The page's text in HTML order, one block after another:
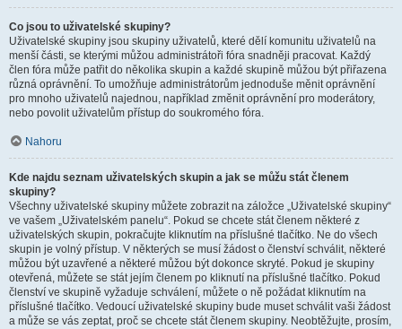
Co jsou to uživatelské skupiny?
Uživatelské skupiny jsou skupiny uživatelů, které dělí komunitu uživatelů na
menší části, se kterými můžou administrátoři fóra snadněji pracovat. Každý
člen fóra může patřit do několika skupin a každé skupině můžou být přiřazena
různá oprávnění. To umožňuje administrátorům jednoduše měnit oprávnění
pro mnoho uživatelů najednou, například změnit oprávnění pro moderátory,
nebo povolit uživatelům přístup do soukromého fóra.
Nahoru
Kde najdu seznam uživatelských skupin a jak se můžu stát členem
skupiny?
Všechny uživatelské skupiny můžete zobrazit na záložce „Uživatelské skupiny“
ve vašem „Uživatelském panelu“. Pokud se chcete stát členem některé z
uživatelských skupin, pokračujte kliknutím na příslušné tlačítko. Ne do všech
skupin je volný přístup. V některých se musí žádost o členství schválit, některé
můžou být uzavřené a některé můžou být dokonce skryté. Pokud je skupiny
otevřená, můžete se stát jejím členem po kliknutí na příslušné tlačítko. Pokud
členství ve skupině vyžaduje schválení, můžete o ně požádat kliknutím na
příslušné tlačítko. Vedoucí uživatelské skupiny bude muset schválit vaši žádost
a může se vás zeptat, proč se chcete stát členem skupiny. Neobtěžujte, prosím,